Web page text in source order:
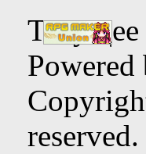
Текущее
Powered
reserved.